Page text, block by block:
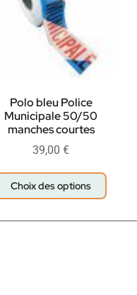
Polo bleu Police
Municipale 50/50
manches courtes
39,00 €
Choix des options